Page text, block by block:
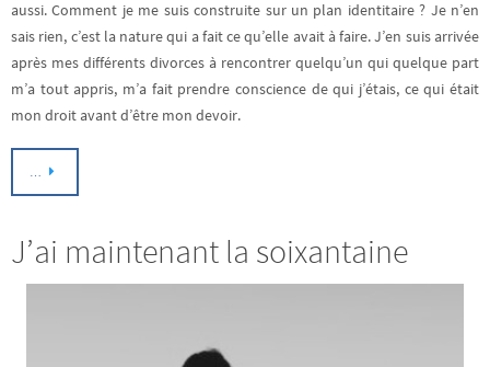
aussi. Comment je me suis construite sur un plan identitaire ? Je n’en
sais rien, c’est la nature qui a fait ce qu’elle avait à faire. J’en suis arrivée
après mes différents divorces à rencontrer quelqu’un qui quelque part
m’a tout appris, m’a fait prendre conscience de qui j’étais, ce qui était
mon droit avant d’être mon devoir.
…
J’ai maintenant la soixantaine